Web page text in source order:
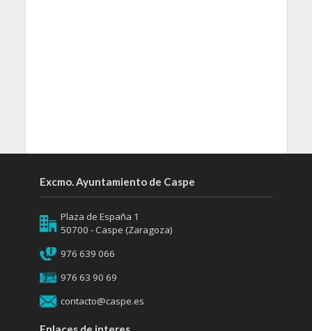
Excmo. Ayuntamiento de Caspe
Plaza de España 1
50700 - Caspe (Zaragoza)
976 639 066
976 63 90 69
contacto@caspe.es